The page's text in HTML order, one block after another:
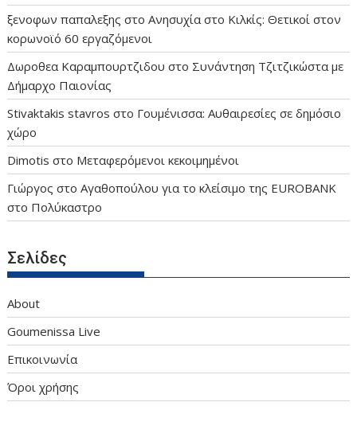
ξενοφων παπαλεξης στοΑνησυχία στο Κιλκίς: Θετικοί στον
κορωνοϊό 60 εργαζόμενοι
Δωροθεα Καραμπουρτζιδου στο Συνάντηση Τζιτζικώστα με
Δήμαρχο Παιονίας
Stivaktakis stavros στο Γουμένισσα: Αυθαιρεσίες σε δημόσιο
χώρο
Dimotis στο Μεταφερόμενοι κεκοιμημένοι
Γιώργος στοΑγαθοπούλου για το κλείσιμο της EUROBANK
στο Πολύκαστρο
Σελίδες
About
Goumenissa Live
Επικοινωνία
Όροι χρήσης